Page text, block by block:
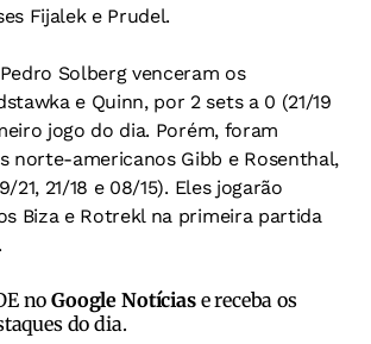
Fijalek e Prudel.
Solberg venceram os
e Quinn, por 2 sets a 0 (21/19
jogo do dia. Porém, foram
norte-americanos Gibb e Rosenthal,
21, 21/18 e 08/15). Eles jogarão
Biza e Rotrekl na primeira partida
noGoogle Notíciase receba os
do dia.